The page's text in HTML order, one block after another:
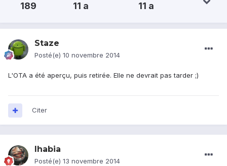
189 11 a 11 a
Staze
Posté(e) 10 novembre 2014
L'OTA a été aperçu, puis retirée. Elle ne devrait pas tarder ;)
Citer
Ihabia
Posté(e) 13 novembre 2014